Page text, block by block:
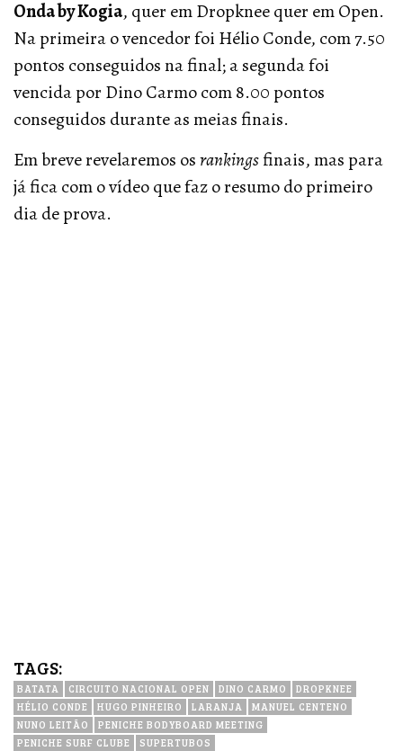
Onda by Kogia, quer em Dropknee quer em Open.
Na primeira o vencedor foi Hélio Conde, com 7.50
pontos conseguidos na final; a segunda foi
vencida por Dino Carmo com 8.00 pontos
conseguidos durante as meias finais.
Em breve revelaremos osrankingsfinais, mas para
já fica com o vídeo que faz o resumo do primeiro
dia de prova.
TAGS:
BATATA CIRCUITO NACIONAL OPEN DINO CARMO
DROPKNEE
HÉLIO CONDE
HUGO PINHEIRO LARANJA
MANUEL CENTENO
NUNO LEITÃO
PENICHE BODYBOARD MEETING
PENICHE SURF CLUBE
SUPERTUBOS